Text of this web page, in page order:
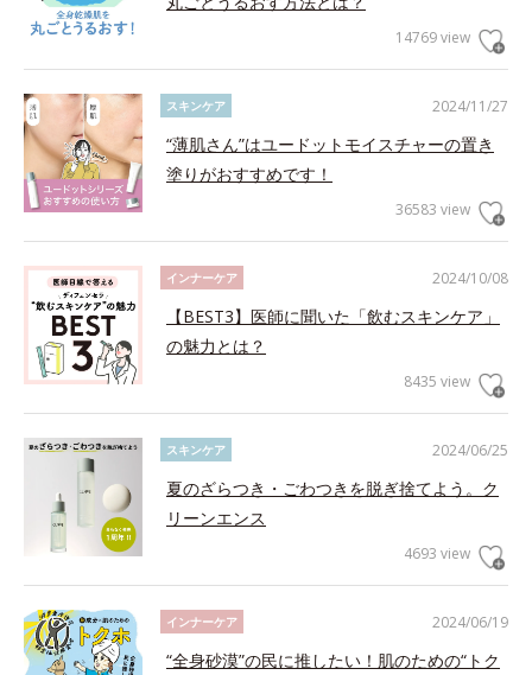
14769 view
2024/11/27
スキンケア
“薄肌さん”はユードットモイスチャーの置き
塗りがおすすめです！
36583 view
2024/10/08
インナーケア
【BEST3】医師に聞いた「飲むスキンケア」
の魅力とは？
8435 view
2024/06/25
スキンケア
夏のざらつき・ごわつきを脱ぎ捨てよう。ク
リーンエンス
4693 view
2024/06/19
インナーケア
“全身砂漠”の民に推したい！肌のための“トク